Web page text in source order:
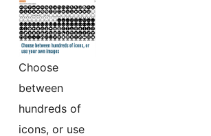
Choose
between
hundreds of
icons, or use